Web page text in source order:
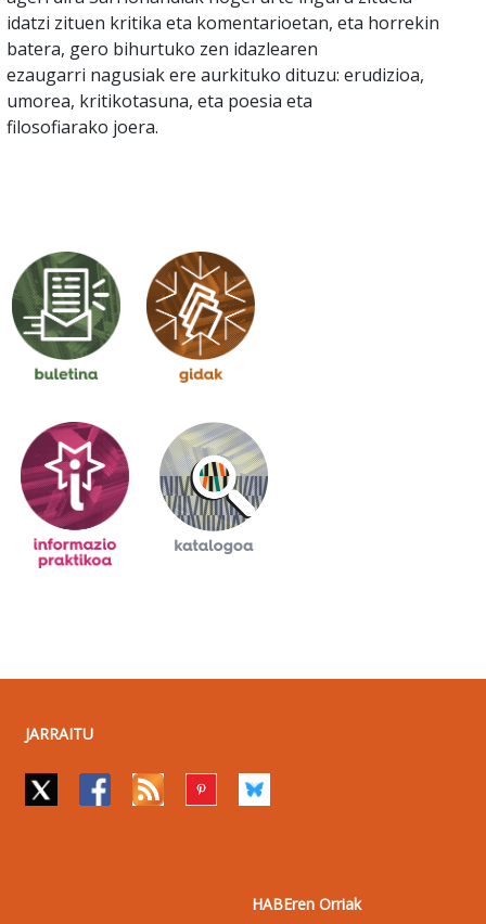
idatzi zituen kritika eta komentarioetan, eta horrekin
batera, gero bihurtuko zen idazlearen
ezaugarri nagusiak ere aurkituko dituzu: erudizioa,
umorea, kritikotasuna, eta poesia eta
filosofiarako joera.
JARRAITU
HABEren Orriak